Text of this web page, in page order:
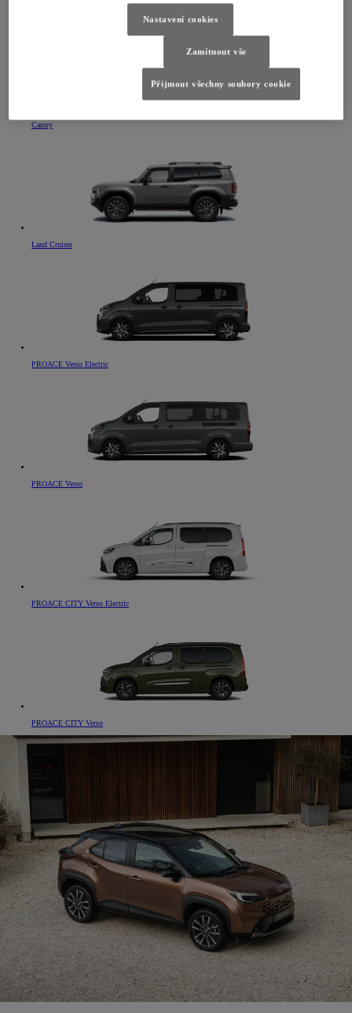
Camry
Land Cruiser
PROACE Verso Electric
PROACE Verso
PROACE CITY Verso Electric
PROACE CITY Verso
Nastavení cookies
Zamítnout vše
Přijmout všechny soubory cookie